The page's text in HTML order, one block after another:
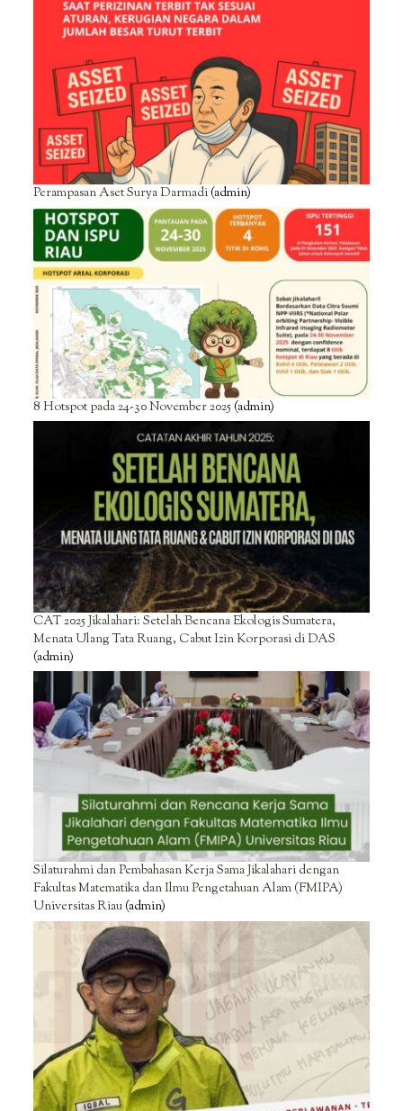
Perampasan Aset Surya Darmadi(admin)
8 Hotspot pada 24-30 November 2025(admin)
CAT 2025 Jikalahari: Setelah Bencana Ekologis Sumatera,
Menata Ulang Tata Ruang, Cabut Izin Korporasi di DAS
(admin)
Silaturahmi dan Pembahasan Kerja Sama Jikalahari dengan
Fakultas Matematika dan Ilmu Pengetahuan Alam (FMIPA)
Universitas Riau(admin)